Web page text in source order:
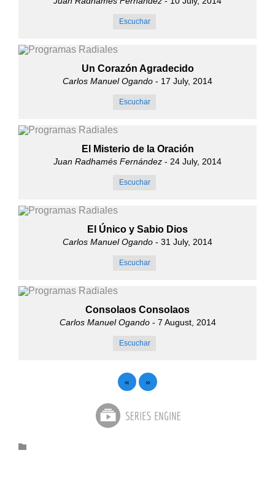
Escuchar
Un Corazón Agradecido
Carlos Manuel Ogando - 17 July, 2014
Escuchar
El Misterio de la Oración
Juan Radhamés Fernández - 24 July, 2014
Escuchar
El Único y Sabio Dios
Carlos Manuel Ogando - 31 July, 2014
Escuchar
Consolaos Consolaos
Carlos Manuel Ogando- 7 August, 2014
Escuchar
« »
